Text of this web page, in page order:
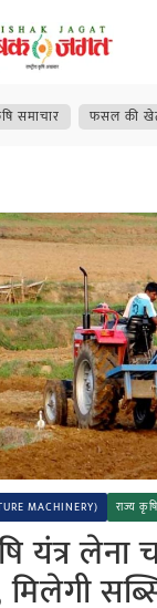
समाचार फसल की
MACHINERY) राज्य
यंत्र लेना